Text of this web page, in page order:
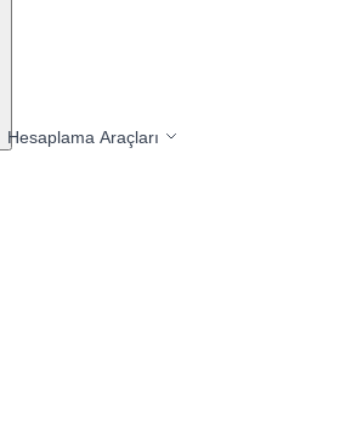
Hesaplama Araçları